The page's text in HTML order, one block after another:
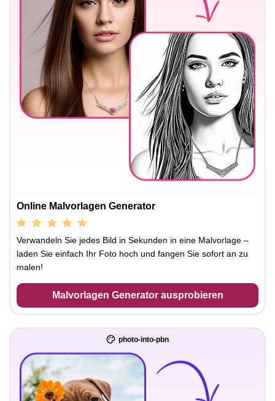
Online Malvorlagen Generator
Verwandeln Sie jedes Bild in Sekunden in eine Malvorlage –
laden Sie einfach Ihr Foto hoch und fangen Sie sofort an zu
malen!
Malvorlagen Generator ausprobieren
photo-into-pbn